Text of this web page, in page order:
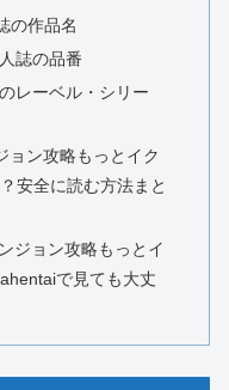
の作品名
誌の品番
レーベル・シリー
ョン攻略もっとイク
安全に読む方法まと
ジョン攻略もっとイ
で見ても大丈